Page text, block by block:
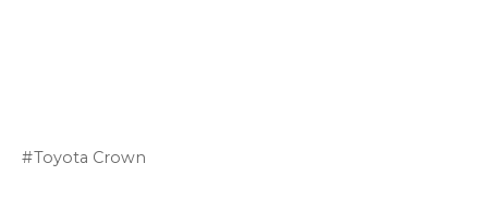
Toyota Crown